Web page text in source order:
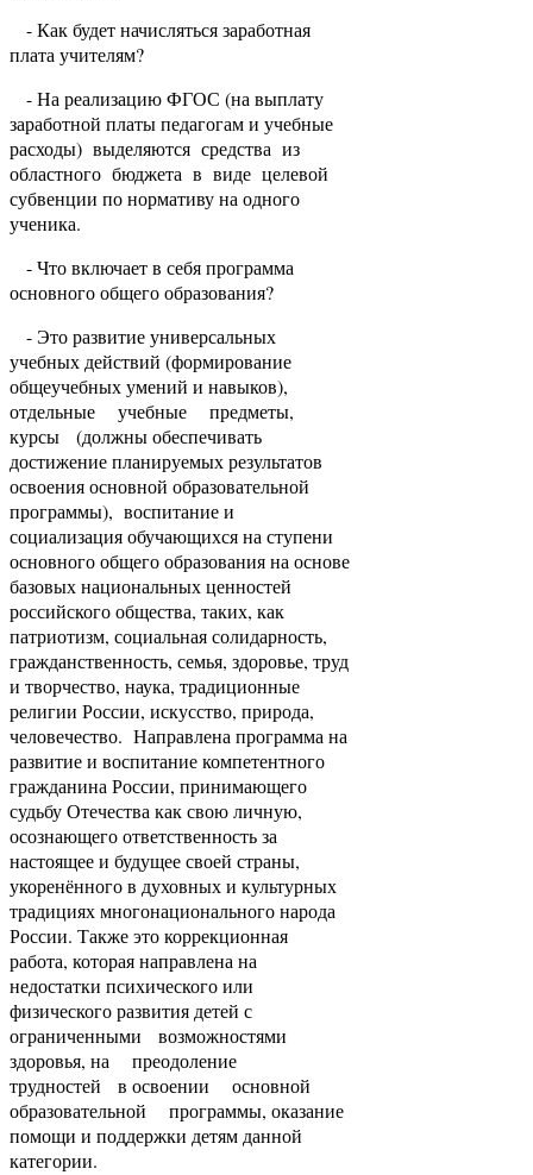
- Как будет начисляться заработная
плата учителям?
- На реализацию ФГОС (на выплату
заработной платы педагогам и учебные
расходы) выделяются средства из
областного бюджета в виде целевой
субвенции по нормативу на одного
ученика.
- Что включает в себя программа
основного общего образования?
- Это развитие универсальных
учебных действий (формирование
общеучебных умений и навыков),
отдельные учебные предметы,
курсы (должны обеспечивать
достижение планируемых результатов
освоения основной образовательной
программы), воспитание и
социализация обучающихся на ступени
основного общего образования на основе
базовых национальных ценностей
российского общества, таких, как
патриотизм, социальная солидарность,
гражданственность, семья, здоровье, труд
и творчество, наука, традиционные
религии России, искусство, природа,
человечество. Направлена программа на
развитие и воспитание компетентного
гражданина России, принимающего
судьбу Отечества как свою личную,
осознающего ответственность за
настоящее и будущее своей страны,
укоренённого в духовных и культурных
традициях многонационального народа
России. Также это коррекционная
работа, которая направлена на
недостатки психического или
физического развития детей с
ограниченными возможностями
здоровья, на преодоление
трудностей в освоении основной
образовательной программы, оказание
помощи и поддержки детям данной
категории.